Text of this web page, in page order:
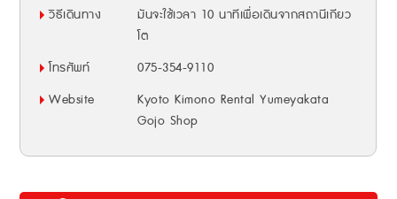
วิธีเดินทาง
มันจะใช้เวลา 10 นาทีเพื่อเดินจากสถานีเกียว
โต
โทรศัพท์
075-354-9110
Website
Kyoto Kimono Rental Yumeyakata
Gojo Shop